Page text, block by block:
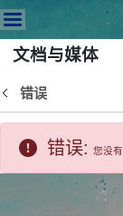
SITSat
文档与媒体
错误
错误: 您没